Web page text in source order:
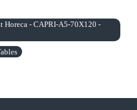
Horeca - CAPRI-A5-70X120 -